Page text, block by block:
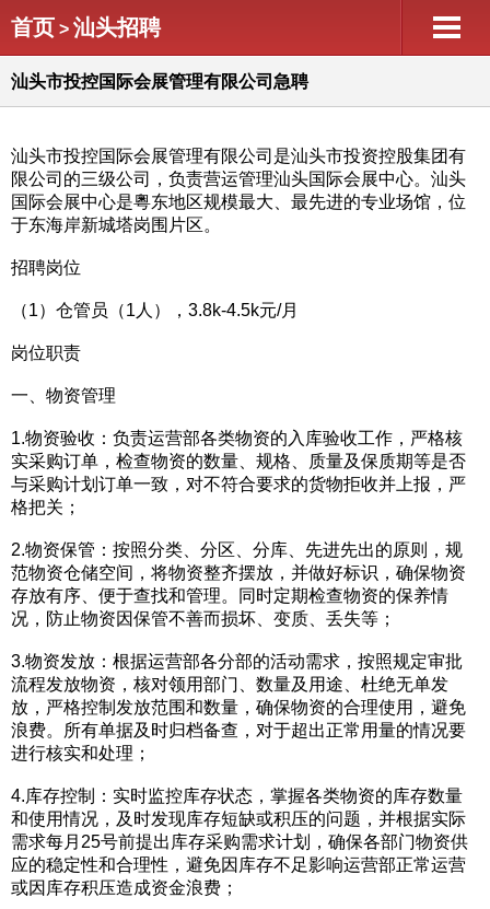
首页 > 汕头招聘
汕头市投控国际会展管理有限公司急聘
汕头市投控国际会展管理有限公司是汕头市投资控股集团有
限公司的三级公司，负责营运管理汕头国际会展中心。汕头
国际会展中心是粵东地区规模最大、最先进的专业场馆，位
于东海岸新城塔岗围片区。
招聘岗位
（1）仓管员（1人），3.8k-4.5k元/月
岗位职责
一、物资管理
1.物资验收：负责运营部各类物资的入库验收工作，严格核
实采购订单，检查物资的数量、规格、质量及保质期等是否
与采购计划订单一致，对不符合要求的货物拒收并上报，严
格把关；
2.物资保管：按照分类、分区、分库、先进先出的原则，规
范物资仓储空间，将物资整齐摆放，并做好标识，确保物资
存放有序、便于查找和管理。同时定期检查物资的保养情
况，防止物资因保管不善而损坏、变质、丢失等；
3.物资发放：根据运营部各分部的活动需求，按照规定审批
流程发放物资，核对领用部门、数量及用途、杜绝无单发
放，严格控制发放范围和数量，确保物资的合理使用，避免
浪费。所有单据及时归档备查，对于超出正常用量的情况要
进行核实和处理；
4.库存控制：实时监控库存状态，掌握各类物资的库存数量
和使用情况，及时发现库存短缺或积压的问题，并根据实际
需求每月25号前提出库存采购需求计划，确保各部门物资供
应的稳定性和合理性，避免因库存不足影响运营部正常运营
或因库存积压造成资金浪费；